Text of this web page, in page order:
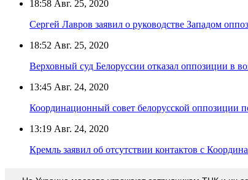
18:58 Авг. 25, 2020
Сергей Лавров заявил о руководстве Западом
18:52 Авг. 25, 2020
Верховный суд Белоруссии отказал оппозиции в
13:45 Авг. 24, 2020
Координационный совет белорусской оппозиции
13:19 Авг. 24, 2020
Кремль заявил об отсутствии контактов с